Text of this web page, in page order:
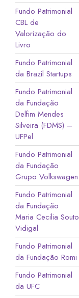
Fundo Patrimonial
CBL de
Valorização do
Livro
Fundo Patrimonial
da Brazil Startups
Fundo Patrimonial
da Fundação
Delfim Mendes
Silveira (FDMS) –
UFPel
Fundo Patrimonial
da Fundação
Grupo Volkswagen
Fundo Patrimonial
da Fundação
Maria Cecilia Souto
Vidigal
Fundo Patrimonial
da Fundação Romi
Fundo Patrimonial
da UFC